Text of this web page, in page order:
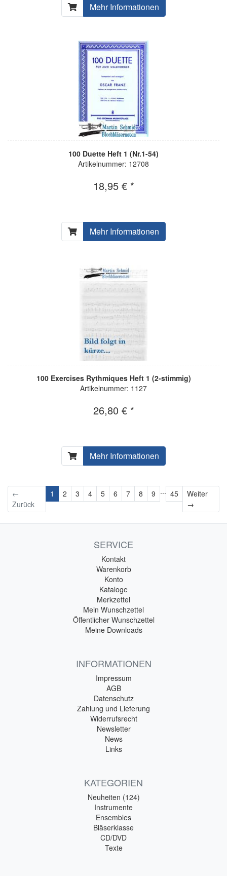
Mehr Informationen
100 Duette Heft 1 (Nr.1-54)
Artikelnummer: 12708
18,95 € *
Mehr Informationen
100 Exercises Rythmiques Heft 1 (2-stimmig)
Artikelnummer: 1127
26,80 € *
Mehr Informationen
←
Zurück
1 2 3 4 5 6 7 8 9 ... 45
Weiter
→Weiter
SERVICE
Kontakt
Warenkorb
Konto
Kataloge
Merkzettel
Mein Wunschzettel
Öffentlicher Wunschzettel
Meine Downloads
INFORMATIONEN
Impressum
AGB
Datenschutz
Zahlung und Lieferung
Widerrufsrecht
Newsletter
News
Links
KATEGORIEN
Neuheiten (124)
Instrumente
Ensembles
Bläserklasse
CD/DVD
Texte